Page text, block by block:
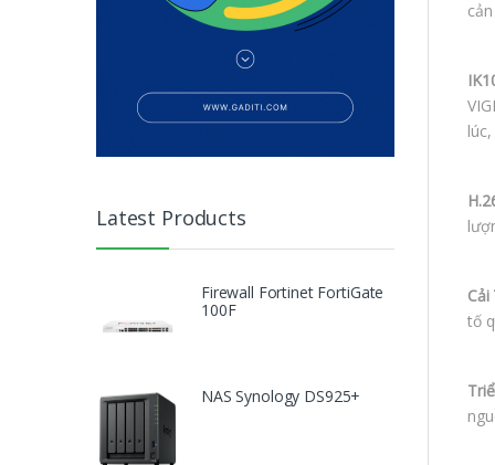
tố
Latest Products
Firewall Fortinet FortiGate
100F
NAS Synology DS925+